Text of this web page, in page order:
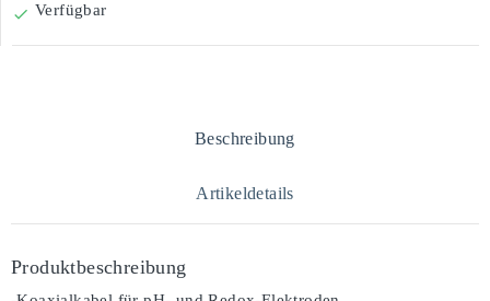
 Verfügbar
Beschreibung
Artikeldetails
Produktbeschreibung